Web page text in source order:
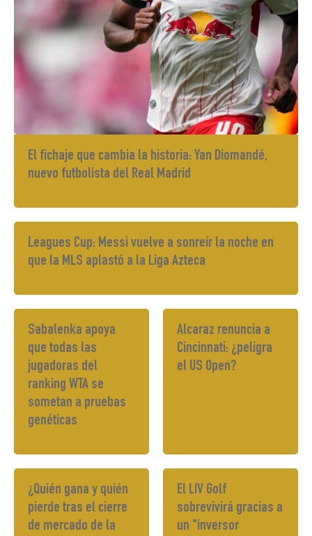
El fichaje que cambia la historia: Yan Diomandé,
nuevo futbolista del Real Madrid
Leagues Cup: Messi vuelve a sonreír la noche en
que la MLS aplastó a la Liga Azteca
Sabalenka apoya
que todas las
jugadoras del
ranking WTA se
sometan a pruebas
genéticas
Alcaraz renuncia a
Cincinnati: ¿peligra
el US Open?
¿Quién gana y quién
pierde tras el cierre
de mercado de la
El LIV Golf
sobrevivirá gracias a
un "inversor